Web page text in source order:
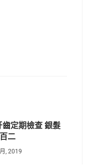
定期檢查 銀髮
二
, 2019